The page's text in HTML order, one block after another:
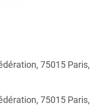
75015 Paris,
75015 Paris,